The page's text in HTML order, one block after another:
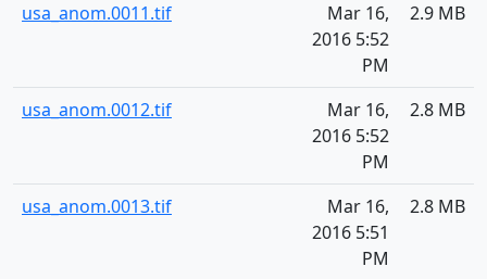
usa_anom.0011.tif
Mar 16,
2016 5:52
PM
2.9 MB
usa_anom.0012.tif
Mar 16,
2016 5:52
PM
2.8 MB
usa_anom.0013.tif
Mar 16,
2016 5:51
PM
2.8 MB